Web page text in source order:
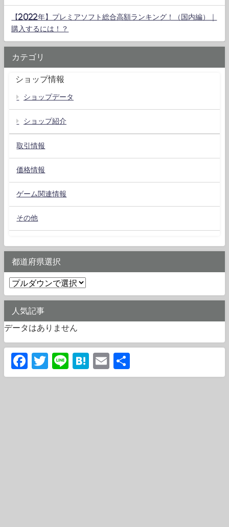
【2022年】プレミアソフト総合高額ランキング！（国内編）｜
購入するには！？
カテゴリ
ショップ情報
ショップデータ
ショップ紹介
取引情報
価格情報
ゲーム関連情報
その他
都道府県選択
人気記事
データはありません
Facebook
Twitter
LineHatena
Email
有